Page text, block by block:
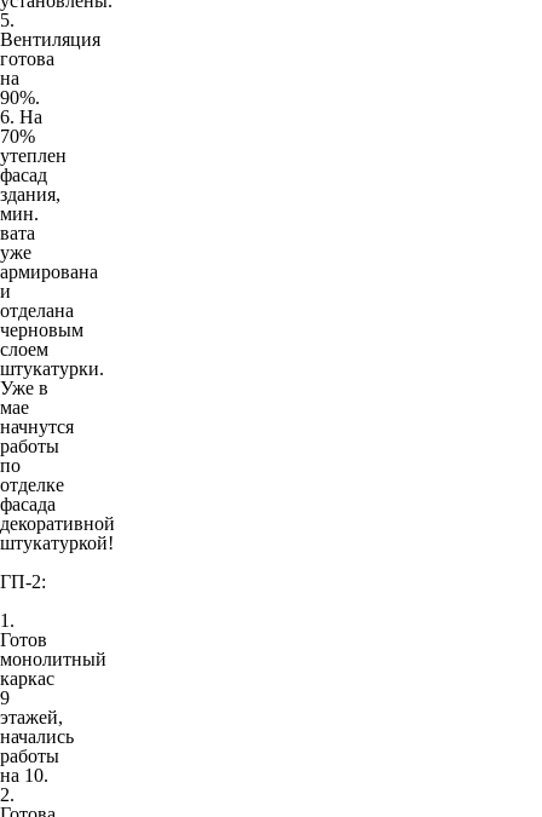
5.
Вентиляция
готова
на
90%.
6. На
70%
утеплен
фасад
здания,
мин.
вата
уже
армирована
и
отделана
черновым
слоем
штукатурки.
Уже в
мае
начнутся
работы
по
отделке
фасада
декоративной
штукатуркой!
ГП-2:
1.
Готов
монолитный
каркас
9
этажей,
начались
работы
на 10.
2.